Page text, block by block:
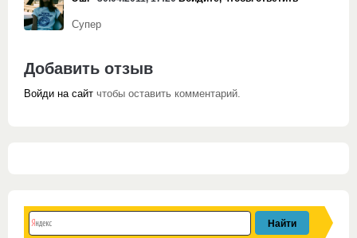
Супер
Добавить отзыв
Войди на сайт чтобы оставить комментарий.